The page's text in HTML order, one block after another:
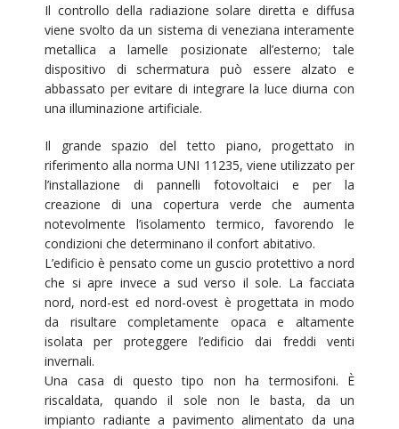
Il controllo della radiazione solare diretta e diffusa
viene svolto da un sistema di veneziana interamente
metallica a lamelle posizionate all’esterno; tale
dispositivo di schermatura può essere alzato e
abbassato per evitare di integrare la luce diurna con
una illuminazione artificiale.
Il grande spazio del tetto piano, progettato in
riferimento alla norma UNI 11235, viene utilizzato per
l’installazione di pannelli fotovoltaici e per la
creazione di una copertura verde che aumenta
notevolmente l’isolamento termico, favorendo le
condizioni che determinano il confort abitativo.
L’edificio è pensato come un guscio protettivo a nord
che si apre invece a sud verso il sole. La facciata
nord, nord-est ed nord-ovest è progettata in modo
da risultare completamente opaca e altamente
isolata per proteggere l’edificio dai freddi venti
invernali.
Una casa di questo tipo non ha termosifoni. È
riscaldata, quando il sole non le basta, da un
impianto radiante a pavimento alimentato da una